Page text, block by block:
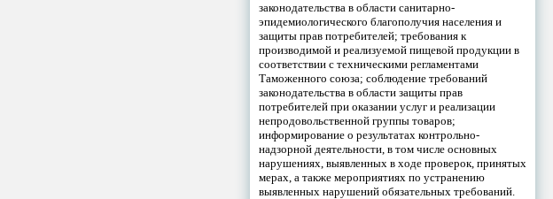
законодательства в области санитарно-
эпидемиологического благополучия населения и
защиты прав потребителей; требования к
производимой и реализуемой пищевой продукции в
соответствии с техническими регламентами
Таможенного союза; соблюдение требований
законодательства в области защиты прав
потребителей при оказании услуг и реализации
непродовольственной группы товаров;
информирование о результатах контрольно-
надзорной деятельности, в том числе основных
нарушениях, выявленных в ходе проверок, принятых
мерах, а также мероприятиях по устранению
выявленных нарушений обязательных требований.